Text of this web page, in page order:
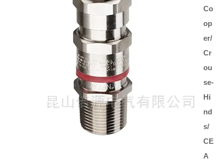
Co
op
er/
Cr
ou
se-
Hi
nd
s/
CE
A